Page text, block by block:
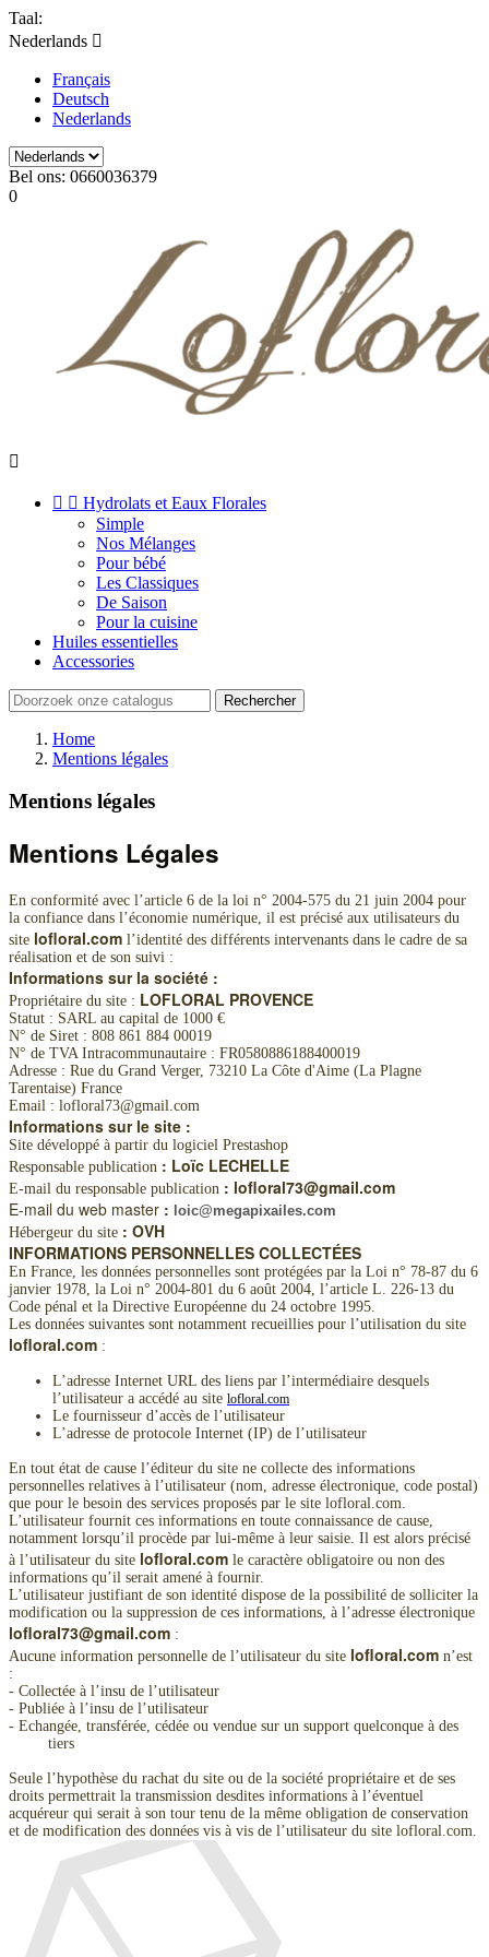
Taal:
Nederlands 
Français
Deutsch
Nederlands
Bel ons: 0660036379
0

  Hydrolats et Eaux Florales
Simple
Nos Mélanges
Pour bébé
Les Classiques
De Saison
Pour la cuisine
Huiles essentielles
Accessories
Rechercher
Home
Mentions légales
Mentions légales
Mentions Légales
En conformité avec l’article 6 de la loi n° 2004-575 du 21 juin 2004 pour
la confiance dans l’économie numérique, il est précisé aux utilisateurs du
site lofloral.com l’identité des différents intervenants dans le cadre de sa
réalisation et de son suivi :
Informations sur la société :
Propriétaire du site : LOFLORAL PROVENCE
Statut : SARL au capital de 1000 €
N° de Siret : 808 861 884 00019
N° de TVA Intracommunautaire : FR0580886188400019
Adresse : Rue du Grand Verger, 73210 La Côte d'Aime (La Plagne
Tarentaise) France
Email : lofloral73@gmail.com
Informations sur le site :
Site développé à partir du logiciel Prestashop
Responsable publication : Loïc LECHELLE
E-mail du responsable publication : lofloral73@gmail.com
E-mail du web master : loic@megapixailes.com
Hébergeur du site : OVH
INFORMATIONS PERSONNELLES COLLECTÉES
En France, les données personnelles sont protégées par la Loi n° 78-87 du 6
janvier 1978, la Loi n° 2004-801 du 6 août 2004, l’article L. 226-13 du
Code pénal et la Directive Européenne du 24 octobre 1995.
Les données suivantes sont notamment recueillies pour l’utilisation du site
lofloral.com :
L’adresse Internet URL des liens par l’intermédiaire desquels
l’utilisateur a accédé au site lofloral.com
Le fournisseur d’accès de l’utilisateur
L’adresse de protocole Internet (IP) de l’utilisateur
En tout état de cause l’éditeur du site ne collecte des informations
personnelles relatives à l’utilisateur (nom, adresse électronique, code postal)
que pour le besoin des services proposés par le site lofloral.com.
L’utilisateur fournit ces informations en toute connaissance de cause,
notamment lorsqu’il procède par lui-même à leur saisie. Il est alors précisé
à l’utilisateur du site lofloral.com le caractère obligatoire ou non des
informations qu’il serait amené à fournir.
L’utilisateur justifiant de son identité dispose de la possibilité de solliciter la
modification ou la suppression de ces informations, à l’adresse électronique
lofloral73@gmail.com :
Aucune information personnelle de l’utilisateur du site lofloral.com n’est
:
- Collectée à l’insu de l’utilisateur
- Publiée à l’insu de l’utilisateur
- Echangée, transférée, cédée ou vendue sur un support quelconque à des
tiers
Seule l’hypothèse du rachat du site ou de la société propriétaire et de ses
droits permettrait la transmission desdites informations à l’éventuel
acquéreur qui serait à son tour tenu de la même obligation de conservation
et de modification des données vis à vis de l’utilisateur du site lofloral.com.